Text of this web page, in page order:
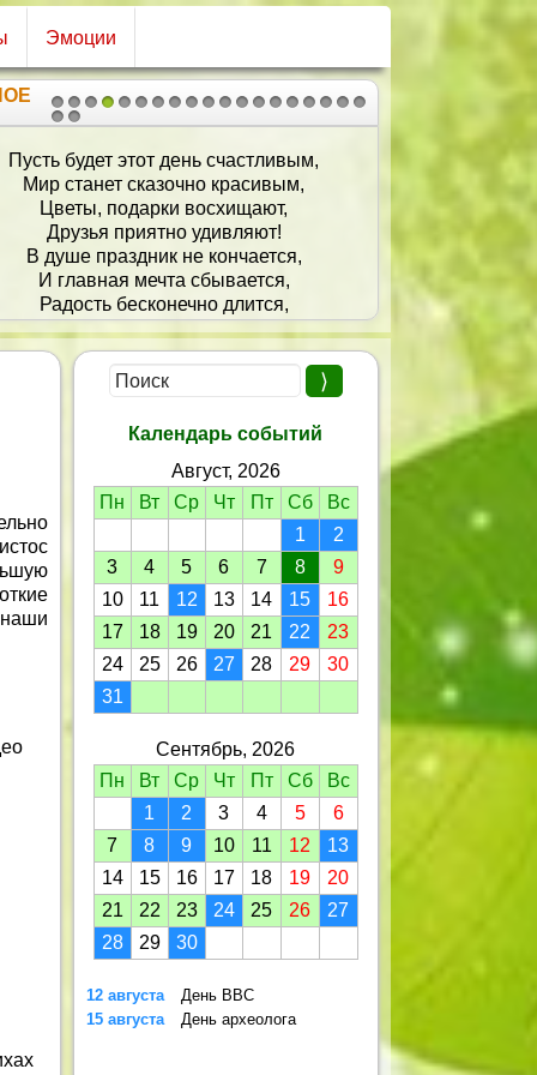
Эмоции
1 2
2021
будет этот день счастливым,
станет сказочно красивым,
Цветы, подарки восхищают,
Друзья приятно удивляют!
душе праздник не кончается,
И главная мечта сбывается,
Радость бесконечно длится,
что задумано — свершится!
Календарь событий
Август, 2026
Пн
Вт Ср Чт Пт Сб
Вс
1
2
3
4 5 6 7 8
9
10
11 12 13 14 15
16
17
18 19 20 21 22
23
24
25 26 27 28 29
30
31
Сентябрь, 2026
Пн
Вт Ср Чт Пт Сб
Вс
1
2 3 4 5
6
7
8 9 10 11 12
13
14
15 16 17 18 19
20
21
22 23 24 25 26
27
28
29 30
12 августа
День ВВС
15 августа
День археолога